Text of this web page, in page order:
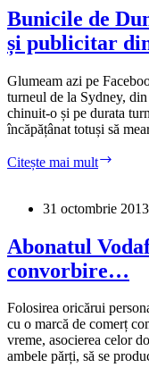
Bunicile de
și publicitar
Glumeam azi pe
turneul de la Sydney,
chinuit-o și pe durata
încăpățânat totuși să
Citește mai mult
un
social
și
care
avem
de
învățat
31 octombrie 2013
Abonatul
convorbire…
Folosirea oricărui
cu o marcă de comerț
vreme, asocierea celor
ambele părți, să se